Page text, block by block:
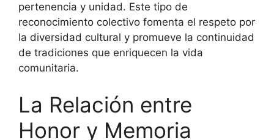
pertenencia y unidad. Este tipo de
reconocimiento colectivo fomenta el respeto por
la diversidad cultural y promueve la continuidad
de tradiciones que enriquecen la vida
comunitaria.
La Relación entre
Honor y Memoria